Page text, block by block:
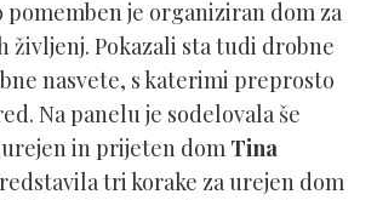
pomemben je organiziran dom za
življenj. Pokazali sta tudi drobne
nasvete, s katerimi preprosto
Na panelu je sodelovala še
urejen in prijeten dom Tina
tri korake za urejen dom